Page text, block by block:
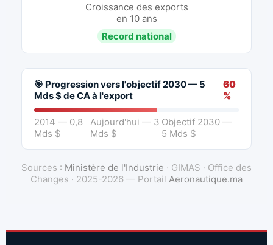
Croissance des exports
en 10 ans
Record national
🎯 Progression vers l'objectif 2030 — 5
Mds $ de CA à l'export
60
%
2014 — 0,8
Mds $
Aujourd'hui — 3
Mds $
Objectif 2030 —
5 Mds $
Sources : Ministère de l'Industrie · GIMAS · Office des
Changes · 2025-2026 — Portail Aeronautique.ma